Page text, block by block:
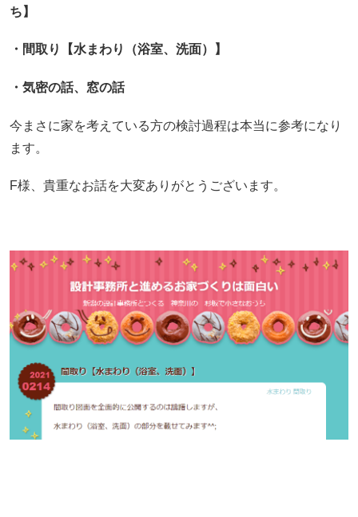
ち】
・間取り【水まわり（浴室、洗面）】
・気密の話、窓の話
今まさに家を考えている方の検討過程は本当に参考になり
ます。
F様、貴重なお話を大変ありがとうございます。